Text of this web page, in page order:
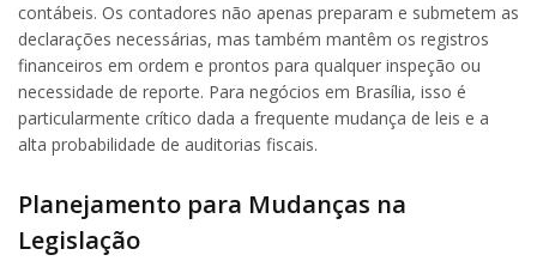
contábeis. Os contadores não apenas preparam e submetem as
declarações necessárias, mas também mantêm os registros
financeiros em ordem e prontos para qualquer inspeção ou
necessidade de reporte. Para negócios em Brasília, isso é
particularmente crítico dada a frequente mudança de leis e a
alta probabilidade de auditorias fiscais.
Planejamento para Mudanças na
Legislação